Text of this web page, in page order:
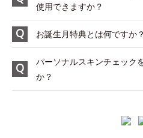
使用できますか？
お誕生月特典とは何ですか？
パーソナルスキンチェック
か？